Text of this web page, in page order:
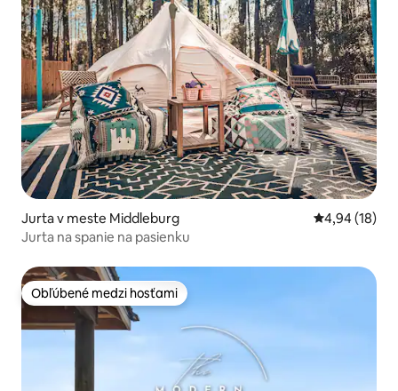
Jurta v meste Middleburg Priemerné
4,94 (18)
Jurta na spanie na pasienku
Obľúbené medzi hosťami
Obľúbené medzi hosťami